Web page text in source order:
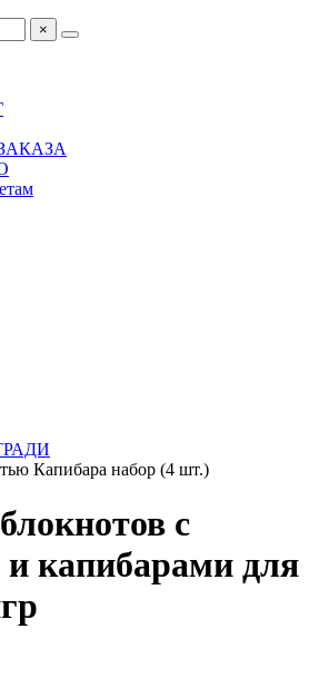
×
Капибара набор (4 шт.)
с
капибарами для